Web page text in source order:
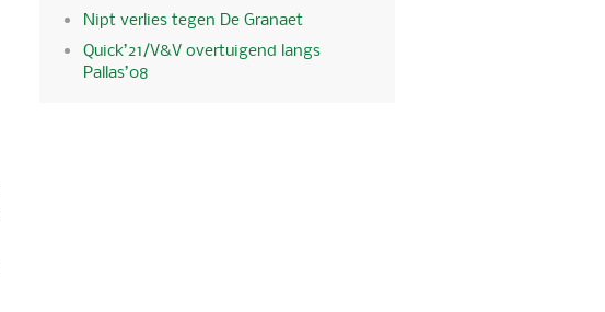
Nipt verlies tegen De Granaet
Quick’21/V&V overtuigend langs
Pallas’08